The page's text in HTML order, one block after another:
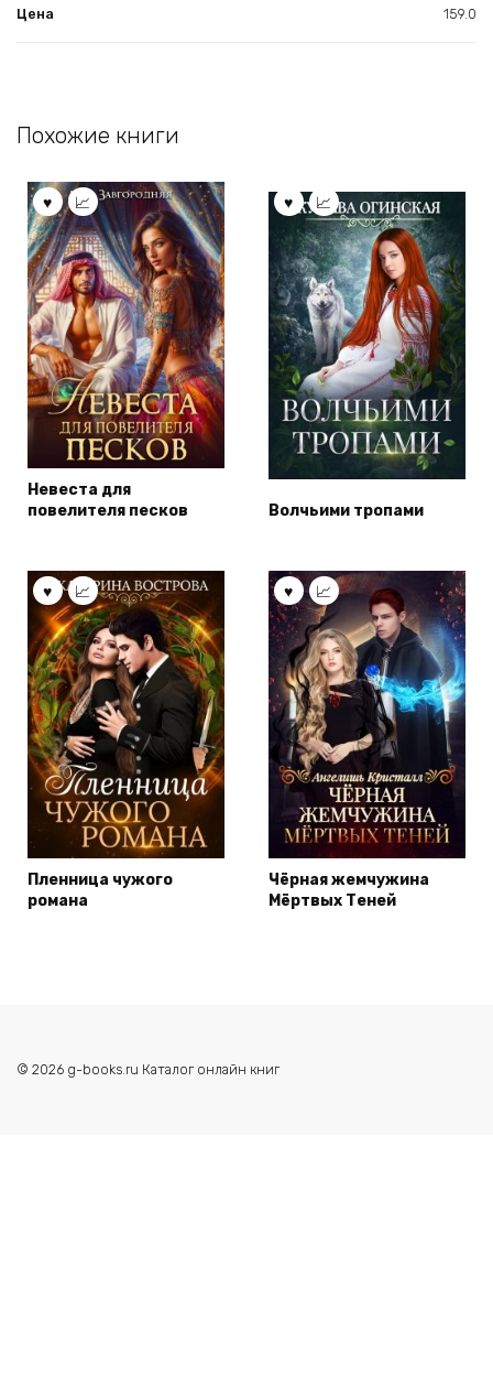
Цена 159.0
Похожие книги
Невеста для
повелителя песков
Волчьими тропами
Пленница чужого
романа
Чёрная жемчужина
Мёртвых Теней
© 2026 g-books.ru Каталог онлайн книг